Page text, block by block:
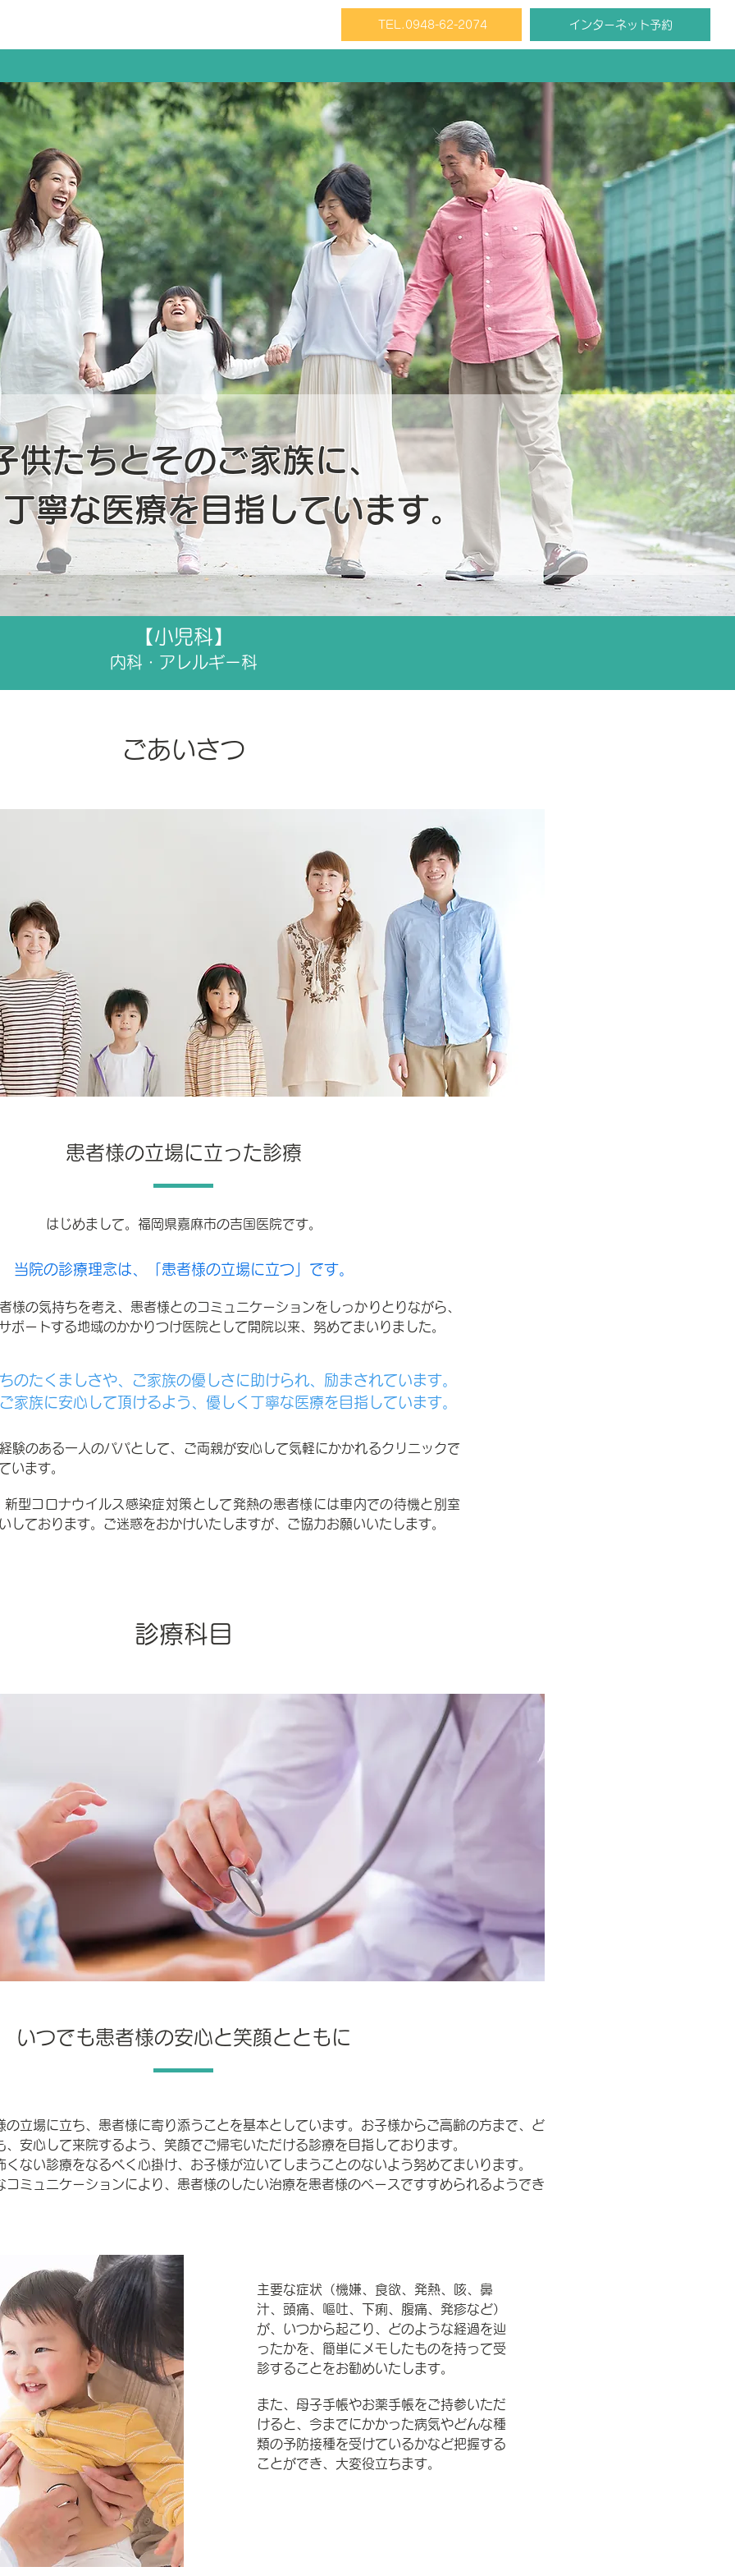
TEL.0948-62-2074 インターネット予約
供たちとそのご家族に、
寧な医療を目指しています。
【小児科】
内科・ アレルギー科
ごあいさつ
​患者様の立場に立った診療
はじめまして。福岡県嘉麻市の吉国医院です。
​当院の診療理念は、「患者様の立場に立つ」です。
様の気持ちを考え、患者様とのコミュニケーションをしっかりとりながら、
ポートする地域のかかりつけ医院として開院以来、努めてまいりました。
のたくましさや、ご家族の優しさに助けられ、励まされています。
家族に安心して頂けるよう、優しく丁寧な医療を目指しています。
験のある一人のパパとして、ご両親が安心して気軽にかかれるクリニックで
います。
型コロナウイルス感染症対策として発熱の患者様には車内での待機と別室
しております。ご迷惑をおかけいたしますが、ご協力お願いいたします。
​診療科目
いつでも患者様の安心と笑顔とともに
の立場に立ち、患者様に寄り添うことを基本としています。お子様からご高齢の方まで、ど
安心して来院するよう、笑顔でご帰宅いただける診療を目指しております。
ない診療をなるべく心掛け、お子様が泣いてしまうことのないよう努めてまいります。
ミュニケーションにより、患者様のしたい治療を患者様のペースですすめられるようでき
主要な症状（機嫌、食欲、発熱、咳、鼻
汁、頭痛、嘔吐、下痢、腹痛、発疹など）
が、いつから起こり、どのような経過を辿
ったかを、簡単にメモしたものを持って受
診することをお勧めいたします。
また、母子手帳やお薬手帳をご持参いただ
けると、今までにかかった病気やどんな種
類の予防接種を受けているかなど把握する
ことができ、大変役立ちます。